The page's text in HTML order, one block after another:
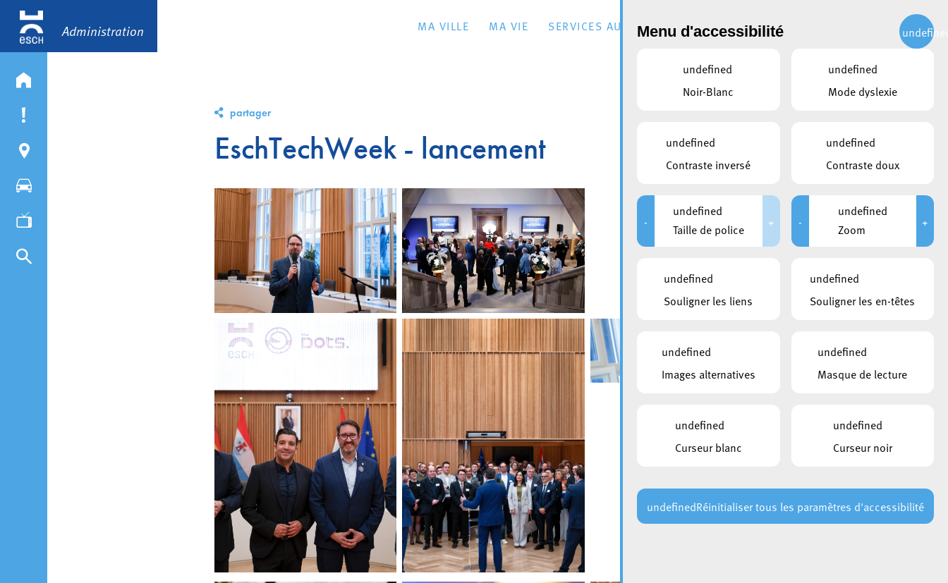
Administration MA VILLE MA VIE SERVICES AU CITOYEN ACTUALITÉS PUBLICATIONS CONTACT
partager
EschTechWeek - lancement
Menu d'accessibilité
undefined
Noir-Blanc
undefined
Mode dyslexie
undefined
Contraste inversé
undefined
Contraste doux
-
undefined
Taille de police
+ -
undefined
Zoom
+
undefined
Souligner les liens
undefined
Souligner les en-têtes
undefined
Images alternatives
undefined
Masque de lecture
undefined
Curseur blanc
undefined
Curseur noir
undefinedRéinitialiser tous les paramètres d'accessibilité